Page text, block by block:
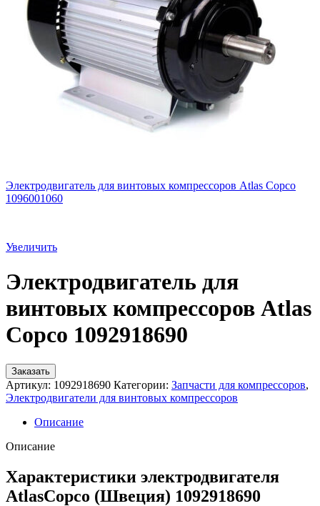
Электродвигатель для винтовых компрессоров Atlas Copco
1096001060
Увеличить
Электродвигатель для
винтовых компрессоров Atlas
Copco 1092918690
Заказать
Артикул: 1092918690 Категории: Запчасти для компрессоров,
Электродвигатели для винтовых компрессоров
Описание
Описание
Характеристики электродвигателя
AtlasCopco (Швеция) 1092918690